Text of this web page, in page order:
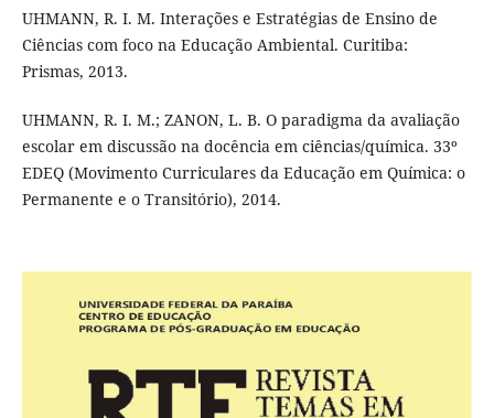
UHMANN, R. I. M. Interações e Estratégias de Ensino de
Ciências com foco na Educação Ambiental. Curitiba:
Prismas, 2013.
UHMANN, R. I. M.; ZANON, L. B. O paradigma da avaliação
escolar em discussão na docência em ciências/química. 33º
EDEQ (Movimento Curriculares da Educação em Química: o
Permanente e o Transitório), 2014.